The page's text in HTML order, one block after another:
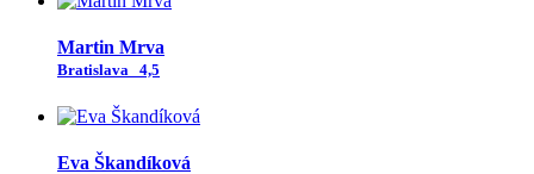
Martin Mrva
Bratislava 4,5
Eva Škandíková